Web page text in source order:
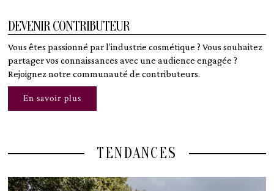
DEVENIR CONTRIBUTEUR
Vous êtes passionné par l’industrie cosmétique ? Vous souhaitez
partager vos connaissances avec une audience engagée ?
Rejoignez notre communauté de contributeurs.
En savoir plus
TENDANCES